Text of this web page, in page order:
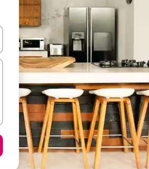
动手势浏览。